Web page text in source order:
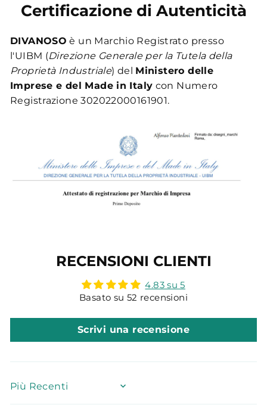
Certificazione di Autenticità
DIVANOSO è un Marchio Registrato presso
l'UIBM (Direzione Generale per la Tutela della
Proprietà Industriale) del Ministero delle
Imprese e del Made in Italy con Numero
Registrazione 302022000161901.
RECENSIONI CLIENTI
4.83 su 5
Basato su 52 recensioni
Scrivi una recensione
SORT BY